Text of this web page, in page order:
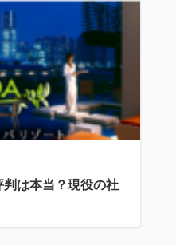
は本当？現役の社